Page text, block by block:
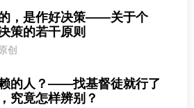
，是作好决策——关于个
策的若干原则
创
的人？——找基督徒就行了
究竟怎样辨别？